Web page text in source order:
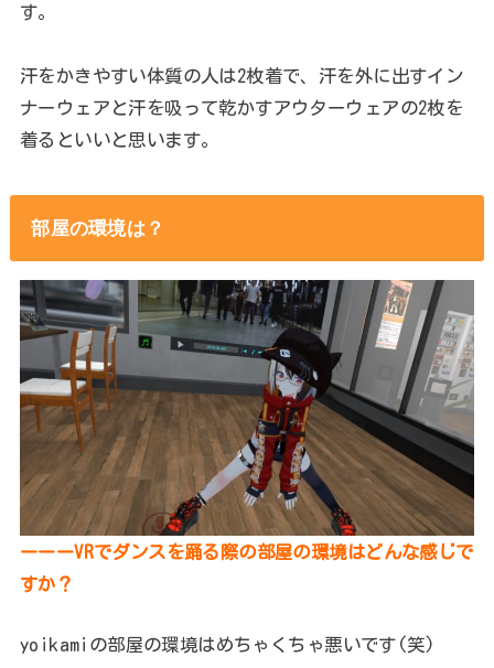
す。
汗をかきやすい体質の人は2枚着で、汗を外に出すイン
ナーウェアと汗を吸って乾かすアウターウェアの2枚を
着るといいと思います。
部屋の環境は？
ーーーVRでダンスを踊る際の部屋の環境はどんな感じで
すか？
yoikamiの部屋の環境はめちゃくちゃ悪いです(笑)